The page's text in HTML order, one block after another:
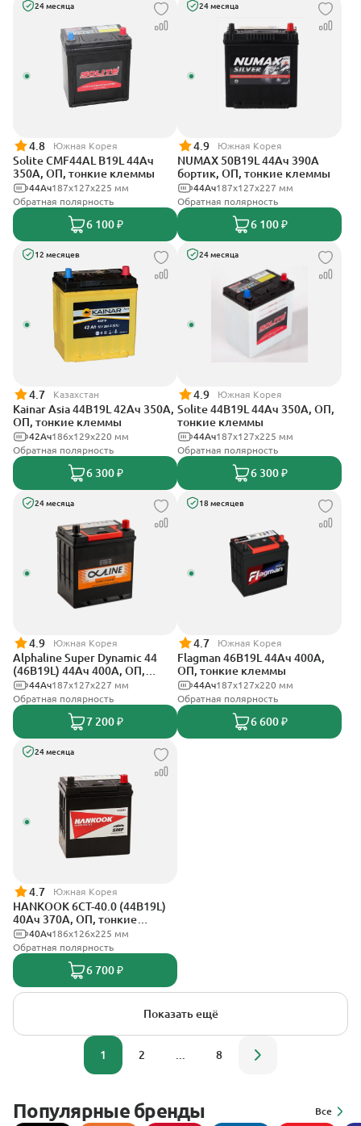
24 месяца
4.8 Южная Корея
Solite CMF44AL B19L 44Ач
350А, ОП, тонкие клеммы
187x127x225 мм
44Ач
Обратная полярность
6 100 ₽
24 месяца
4.9 Южная Корея
NUMAX 50B19L 44Ач 390А
бортик, ОП, тонкие клеммы
187х127х227 мм
44Ач
Обратная полярность
6 100 ₽
12 месяцев
4.7 Казахстан
Kainar Asia 44B19L 42Ач 350А,
ОП, тонкие клеммы
186х129х220 мм
42Ач
Обратная полярность
6 300 ₽
24 месяца
4.9 Южная Корея
Solite 44B19L 44Ач 350А, ОП,
тонкие клеммы
187x127x225 мм
44Ач
Обратная полярность
6 300 ₽
24 месяца
4.9 Южная Корея
Alphaline Super Dynamic 44
(46B19L) 44Ач 400А, ОП,
тонкие клеммы
187х127х227 мм
44Ач
Обратная полярность
7 200 ₽
18 месяцев
4.7 Южная Корея
Flagman 46B19L 44Ач 400А,
ОП, тонкие клеммы
187x127x220 мм
44Ач
Обратная полярность
6 600 ₽
24 месяца
4.7 Южная Корея
HANKOOK 6СТ-40.0 (44B19L)
40Ач 370А, ОП, тонкие
клеммы186х126х225 мм
40Ач
Обратная полярность
6 700 ₽
Показать ещё
1 2 8
Популярные бренды Все